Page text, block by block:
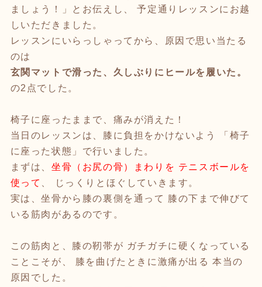
ましょう！」とお伝えし、 予定通りレッスンにお越
しいただきました。
レッスンにいらっしゃってから、原因で思い当たる
のは
玄関マットで滑った、久しぶりにヒールを履いた。
の2点でした。
椅子に座ったままで、痛みが消えた！
当日のレッスンは、膝に負担をかけないよう 「椅子
に座った状態」で行いました。
まずは、 坐骨（お尻の骨）まわりを テニスボールを
使って
、 じっくりとほぐしていきます。
実は、坐骨から膝の裏側を通って 膝の下まで伸びて
いる筋肉があるのです。
この筋肉と、膝の靭帯が ガチガチに硬くなっている
ことこそが、 膝を曲げたときに激痛が出る 本当の
原因でした。